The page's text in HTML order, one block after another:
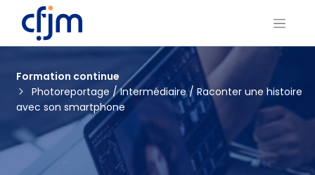
Formation continue
Photoreportage / Intermédiaire / Raconter une histoire
avec son smartphone